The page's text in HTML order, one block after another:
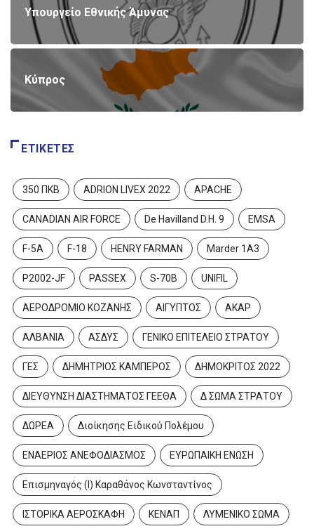
Υπουργείο Εθνικής Άμυνας
Κύπρος
ΕΤΙΚΈΤΕΣ
350 ΠΚΒ ADRION LIVEX 2022 APACHE
CANADIAN AIR FORCE De Havilland D.H. 9 EMSA
F-5A F-18 HENRY FARMAN Marder 1A3
P2002-JF PASSEX S-70B UNIFIL
ΑΕΡΟΔΡΟΜΙΟ ΚΟΖΑΝΗΣ ΑΙΓΥΠΤΟΣ ΑΚΑΡ
ΑΛΒΑΝΙΑ ΑΣΔΥΣ ΓΕΝΙΚΟ ΕΠΙΤΕΛΕΙΟ ΣΤΡΑΤΟΥ
ΓΕΣ ΔΗΜΗΤΡΙΟΣ ΚΑΜΠΕΡΟΣ ΔΗΜΟΚΡΙΤΟΣ 2022
ΔΙΕΥΘΥΝΣΗ ΔΙΑΣΤΗΜΑΤΟΣ ΓΕΕΘΑ Δ ΣΩΜΑ ΣΤΡΑΤΟΥ
ΔΩΡΕΑ Διοίκησης Ειδικού Πολέμου
ΕΝΑΕΡΙΟΣ ΑΝΕΦΟΔΙΑΣΜΟΣ ΕΥΡΩΠΑΙΚΗ ΕΝΩΣΗ
Επισμηναγός (Ι) Καραθάνος Κωνσταντίνος
ΙΣΤΟΡΙΚΑ ΑΕΡΟΣΚΑΦΗ ΚΕΝΑΠ ΛΥΜΕΝΙΚΟ ΣΩΜΑ